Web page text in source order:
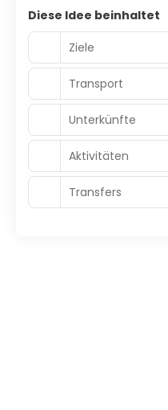
Diese Idee beinhaltet
Ziele
Transport
Unterkünfte
Aktivitäten
Transfers